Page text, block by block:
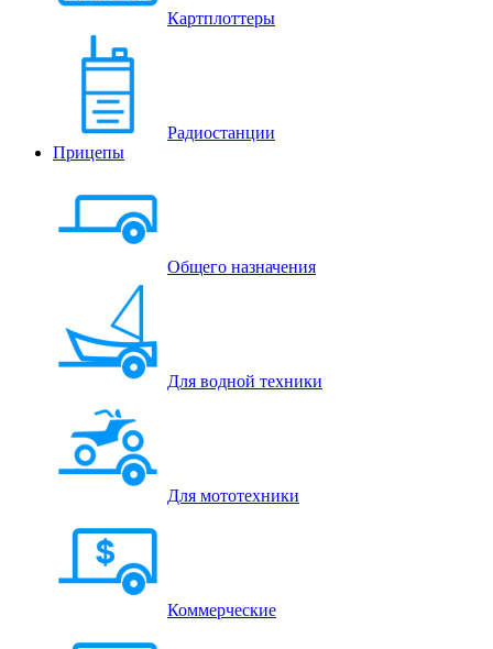
Картплоттеры
Радиостанции
Прицепы
Общего назначения
Для водной техники
Для мототехники
Коммерческие